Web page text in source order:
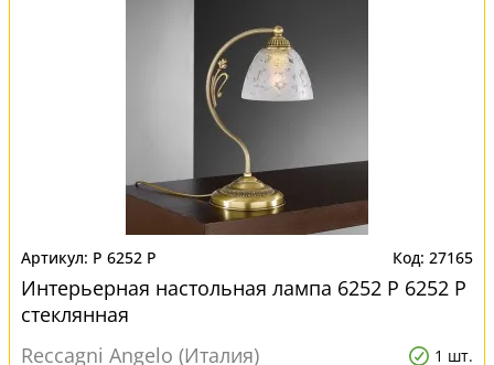
P 6252 P 27165
Интерьерная настольная лампа 6252 P 6252 P
стеклянная
Reccagni Angelo (Италия)
1 шт.